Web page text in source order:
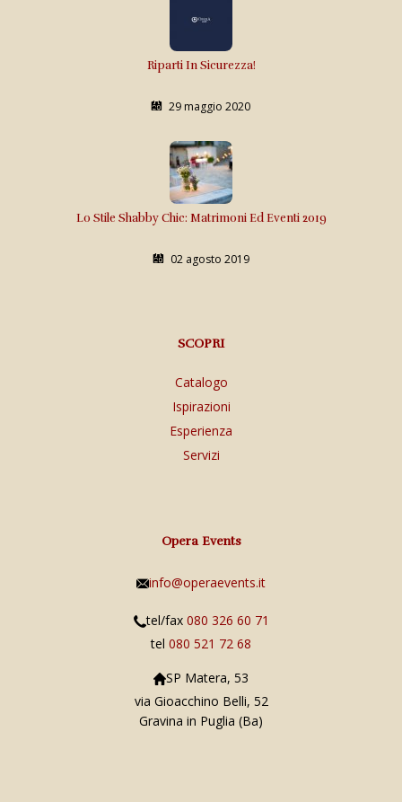
Riparti In Sicurezza!
29 maggio 2020
Lo Stile Shabby Chic: Matrimoni Ed Eventi 2019
02 agosto 2019
SCOPRI
Catalogo
Ispirazioni
Esperienza
Servizi
Opera Events
info@operaevents.it
tel/fax 080 326 60 71
tel 080 521 72 68
SP Matera, 53
via Gioacchino Belli, 52
Gravina in Puglia (Ba)